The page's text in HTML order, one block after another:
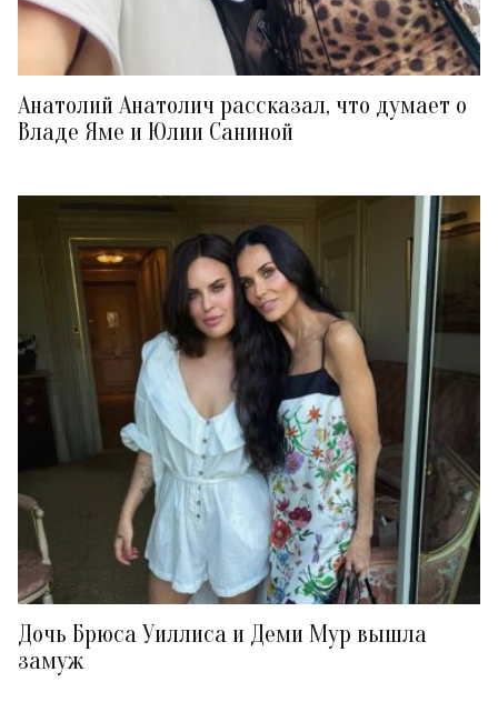
Анатолий Анатолич рассказал, что думает о
Владе Яме и Юлии Саниной
Дочь Брюса Уиллиса и Деми Мур вышла
замуж